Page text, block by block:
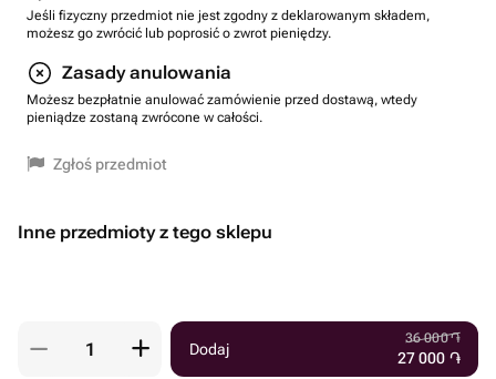
Jeśli fizyczny przedmiot nie jest zgodny z deklarowanym składem,
możesz go zwrócić lub poprosić o zwrot pieniędzy.
Zasady anulowania
Możesz bezpłatnie anulować zamówienie przed dostawą, wtedy
pieniądze zostaną zwrócone w całości.
Zgłoś przedmiot
Inne przedmioty z tego sklepu
Dodaj
36 000֏
27 000 ֏